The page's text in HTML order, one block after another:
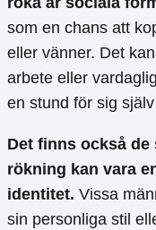
som en chans att
eller vänner. Det
arbete eller
en stund för sig
Det finns också
rökning kan vara
identitet. Vissa
sin personliga stil